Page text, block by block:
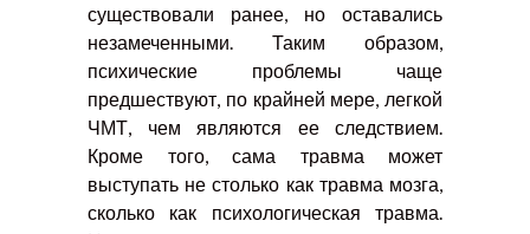
существовали ранее, но оставались
незамеченными. Таким образом,
психические проблемы чаще
предшествуют, по крайней мере, легкой
ЧМТ, чем являются ее следствием.
Кроме того, сама травма может
выступать не столько как травма мозга,
сколько как психологическая травма.